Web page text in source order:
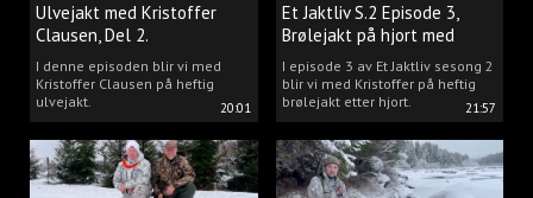
20:01
Ulvejakt med Kristoffer
Clausen, Del 2.
I denne episoden blir vi med
Kristoffer Clausen på heftig
ulvejakt.
21:57
Et Jaktliv S.2 Episode 3,
Brølejakt på hjort med
Kristoffer Clausen
I episode 3 av Et Jaktliv sesong 2
blir vi med Kristoffer på heftig
brølejakt etter hjort.